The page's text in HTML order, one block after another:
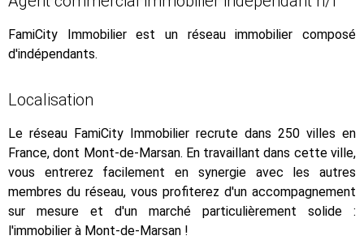
FamiCity Immobilier est un réseau immobilier composé
d'indépendants.
Localisation
Le réseau FamiCity Immobilier recrute dans 250 villes en
France, dont Mont-de-Marsan. En travaillant dans cette ville,
vous entrerez facilement en synergie avec les autres
membres du réseau, vous profiterez d'un accompagnement
sur mesure et d'un marché particulièrement solide :
l'immobilier à Mont-de-Marsan !